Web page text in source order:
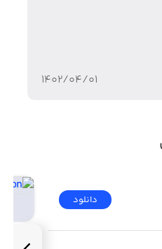
۱۴۰۲/۰۴/۰۱
دانلود